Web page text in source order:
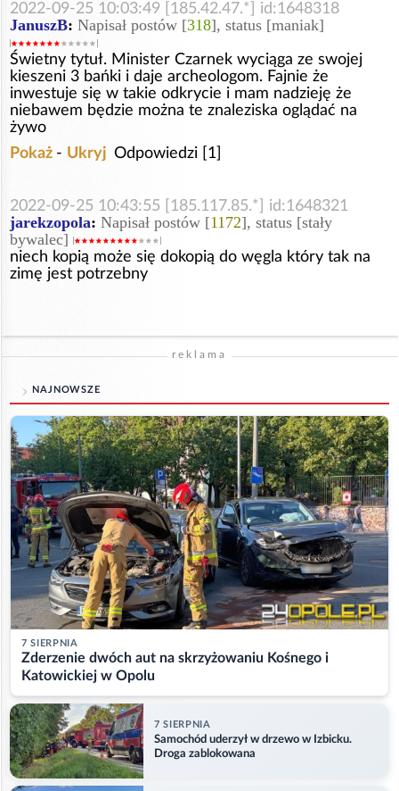
2022-09-25 10:03:49 [185.42.47.*] id:1648318
JanuszB: Napisał postów [318], status [maniak]
Świetny tytuł. Minister Czarnek wyciąga ze swojej
kieszeni 3 bańki i daje archeologom. Fajnie że
inwestuje się w takie odkrycie i mam nadzieję że
niebawem będzie można te znaleziska oglądać na
żywo
Pokaż - Ukryj Odpowiedzi [1]
2022-09-25 10:43:55 [185.117.85.*] id:1648321
jarekzopola: Napisał postów [1172], status [stały
bywalec]
niech kopią może się dokopią do węgla który tak na
zimę jest potrzebny
reklama
NAJNOWSZE
7 SIERPNIA
Zderzenie dwóch aut na skrzyżowaniu Kośnego i
Katowickiej w Opolu
7 SIERPNIA
Samochód uderzył w drzewo w Izbicku.
Droga zablokowana